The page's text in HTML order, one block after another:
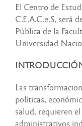
El Centro de
C.E.A.C.e.S, será
Pública de la
Universidad
Las
políticas,
salud, requieren
administrativos